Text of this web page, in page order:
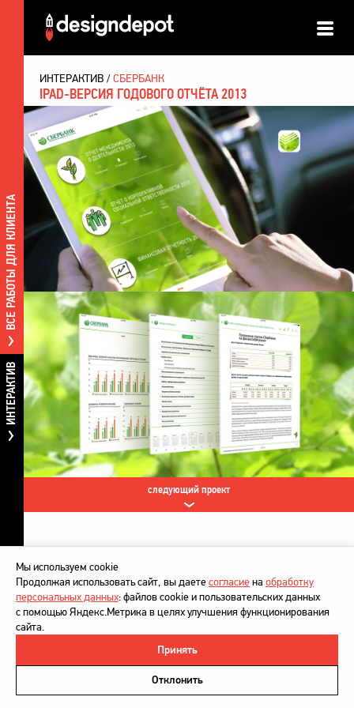
ВСЕ РАБОТЫ ДЛЯ КЛИЕНТА
ИНТЕРАКТИВ
ИНТЕРАКТИВ СБЕРБАНК
IPAD-ВЕРСИЯ ГОДОВОГО ОТЧЁТА 2013
следующий проект
Политика в отношении обработки персональных данных
Напишите нам
Мы используем cookie
Продолжая использовать сайт, вы даетесогласиена обработку
персональных данных: файлов cookie и пользовательских данных
с помощью Яндекс.Метрика в целях улучшения функционирования
сайта.
Принять
Отклонить